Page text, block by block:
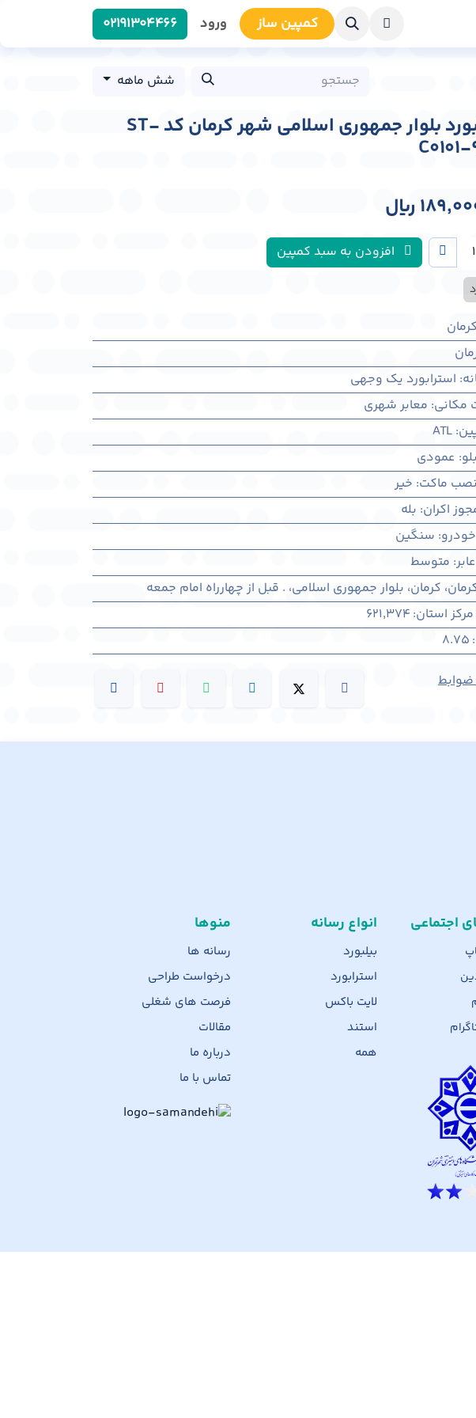
کمپین سا​​ز ورود 0219​1304466
شش ماهه
استرابورد بلوار جمهوری اسلامی شهر کرمان کد ST-
﷼
افزودن به سبد کمپین
کرمان
: استرابورد یک وجهی
مکانی: معابر شهری
:
ATL
: عمودی
نصب ماکت: خیر
اکران: بله
: سنگین
: متوسط
كرمان، بلوار جمهوری اسلامی، . قبل از چهارراه امام جمعه
استان:
621,374
:
8.75
ضوابط
منوها
رسانه ها
درخواست طراحی
فرصت های شغلی
مقالات
درباره ما
تماس با ما
انواع رسانه
بیلبورد
استرابورد
لایت باکس
استند
همه
اجت​ماعی